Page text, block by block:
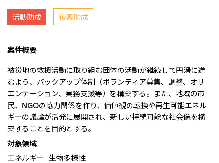
すべては、志からはじま
る。
会社案内 会社紹介映像
2022年
2021年
2020年
2018年
2026.8.4 適時開示
従業員向け株式報酬制度の継続
2026.8.4
令和8年熊本地震被害に対する支援について
Environment
Social
イニシアティブへの参画
三井物産の森
社会貢献活動
ライブラリー
「三井物産の森」LEAPアプローチ
TCFDに基づく情報開示
トップ
IR最新情報
財務・業績情報
IR資料室
個人株主・投資家の皆様へ
株主・株式基本情報
IRカレンダー
IRサポート
三井物産について
採用情報
本店新卒採用・キャリア採用
グループ会社採用情報
Network Website
トップ
日本
三井物産株式会社（本店）
Social Media
InstagramTwitter Facebook
活動助成 復興助成
案件概要
被災地の救援活動に取り組む団体の活動が継続して円滑に進
むよう、バックアップ体制（ボランティア募集、調整、オリ
エンテーション、実務支援等）を構築する。また、地域の市
民、NGOの協力関係を作り、価値観の転換や再生可能エネル
ギーの議論が活発に展開され、新しい持続可能な社会像を構
築することを目的とする。
対象領域
エネルギー 生物多様性